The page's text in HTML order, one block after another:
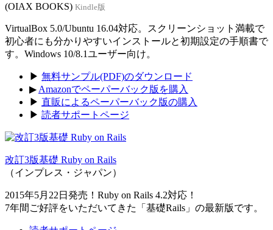
(OIAX BOOKS) Kindle版
VirtualBox 5.0/Ubuntu 16.04対応。スクリーンショット満載で
初心者にも分かりやすいインストールと初期設定の手順書で
す。Windows 10/8.1ユーザー向け。
▶ 無料サンプル(PDF)のダウンロード
▶ Amazonでペーパーバック版を購入
▶ 直販によるペーパーバック版の購入
▶ 読者サポートページ
改訂3版基礎 Ruby on Rails
（インプレス・ジャパン）
2015年5月22日発売！Ruby on Rails 4.2対応！
7年間ご好評をいただいてきた「基礎Rails」の最新版です。